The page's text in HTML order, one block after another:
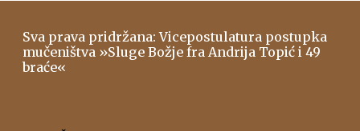
Sva prava pridržana: Vicepostulatura postupka
mučeništva »Sluge Božje fra Andrija Topić i 49
braće«